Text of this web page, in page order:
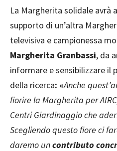
La Margherita solidale avrà
supporto di un’altra
televisiva e campionessa
Margherita Granbassi, da
informare e sensibilizzare il
della ricerca: «Anche
fiorire la Margherita per
Centri Giardinaggio che
Scegliendo questo fiore ci
daremo uncontributo